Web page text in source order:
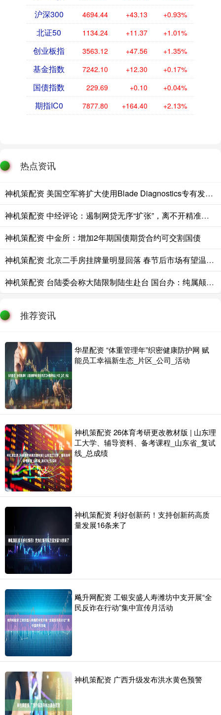
沪深300 4694.44 +43.13 +0.93%
北证50 1134.24 +11.37 +1.01%
创业板指 3563.12 +47.56 +1.35%
基金指数 7242.10 +12.30 +0.17%
国债指数 229.69 +0.10 +0.04%
期指IC0 7877.80 +164.40 +2.13%
热点资讯
神机策配资 美国空军将扩大使用Blade Diagnostics专有发动机维护平台至F-35
神机策配资 中经评论：遏制网贷无序“扩张”，离不开精准监管
神机策配资 中金所：增加2年期国债期货合约可交割国债
神机策配资 北京二手房挂牌量明显回落 春节后市场有望温和复苏
神机策配资 台陆委会称大陆限制陆生赴台 国台办：纯属颠倒黑白、造谣抹黑
推荐资讯
华星配资 “体重管理年”织密健康防护网 赋
能员工幸福新生态_片区_公司_活动
神机策配资 26体育考研更改教材版 | 山东理
工大学、辅导资料、备考课程_山东省_复试
线_总成绩
神机策配资 利好创新药！支持创新药高质
量发展16条来了
飚升网配资 工银安盛人寿潍坊中支开展“全
民反诈在行动”集中宣传月活动
神机策配资 广西升级发布洪水黄色预警